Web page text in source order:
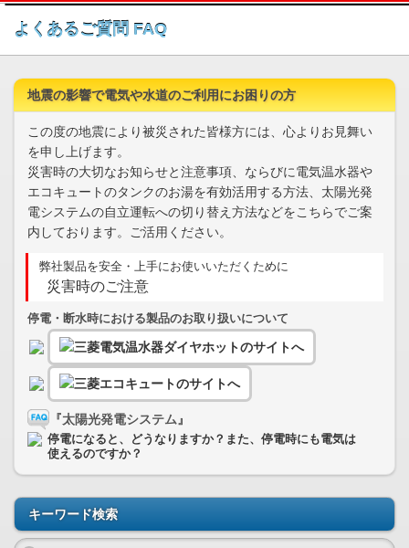
このページの本文へ
よくあるご質問 FAQ
地震の影響で電気や水道のご利用にお困りの方
この度の地震により被災された皆様方には、心よりお見舞い
を申し上げます。
災害時の大切なお知らせと注意事項、ならびに電気温水器や
エコキュートのタンクのお湯を有効活用する方法、太陽光発
電システムの自立運転への切り替え方法などをこちらでご案
内しております。ご活用ください。
弊社製品を安全・上手にお使いいただくために
災害時のご注意
停電・断水時における製品のお取り扱いについて
『太陽光発電システム』
停電になると、どうなりますか？また、停電時にも電気は
使えるのですか？
キーワード検索